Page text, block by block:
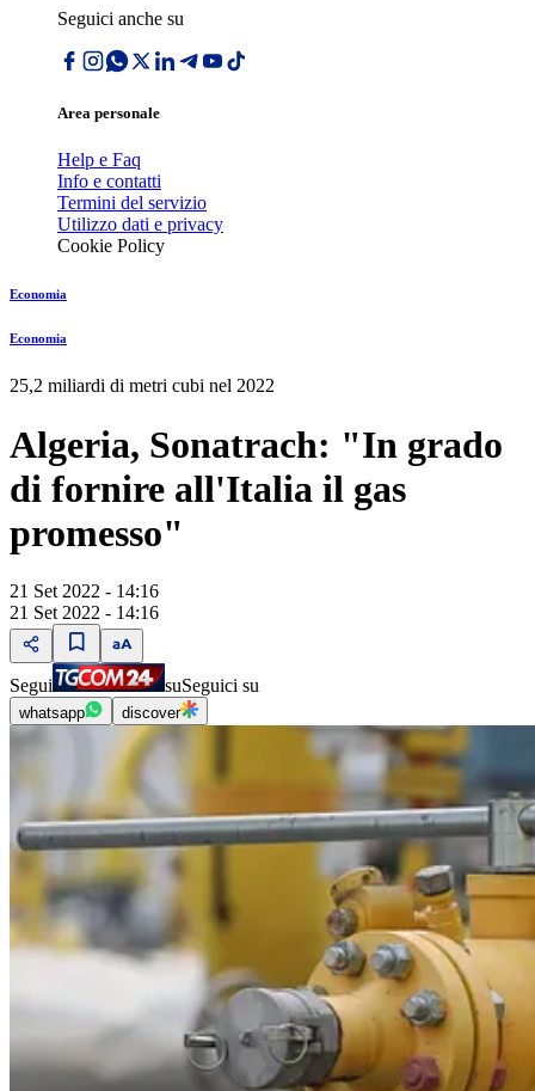
Seguici anche su
Area personale
Help e Faq
Info e contatti
Termini del servizio
Utilizzo dati e privacy
Cookie Policy
Economia
Economia
25,2 miliardi di metri cubi nel 2022
Algeria, Sonatrach: "In grado
di fornire all'Italia il gas
promesso"
21 Set 2022 - 14:16
21 Set 2022 - 14:16
Segui suSeguici su
whatsapp discover